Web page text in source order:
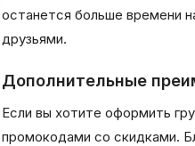
останется больше времени
друзьями.
Дополнительные
Если вы хотите оформить
промокодами со скидками.